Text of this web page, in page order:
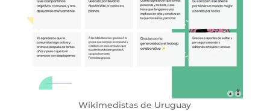
Wikimedistas de Uruguay